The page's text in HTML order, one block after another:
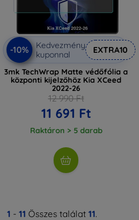
-10%
Kedvezmény
kuponnal
EXTRA10
3mk TechWrap Matte védőfólia a
központi kijelzőhöz Kia XCeed
2022-26
12 990 Ft
11 691 Ft
Raktáron > 5 darab
1 - 11 Összes találat 11.